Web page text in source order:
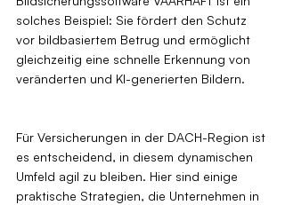
solches Beispiel: Sie fördert den Schutz
vor bildbasiertem Betrug und ermöglicht
gleichzeitig eine schnelle Erkennung von
veränderten und KI-generierten Bildern.
Für Versicherungen in der DACH-Region ist
es entscheidend, in diesem dynamischen
Umfeld agil zu bleiben. Hier sind einige
praktische Strategien, die Unternehmen in